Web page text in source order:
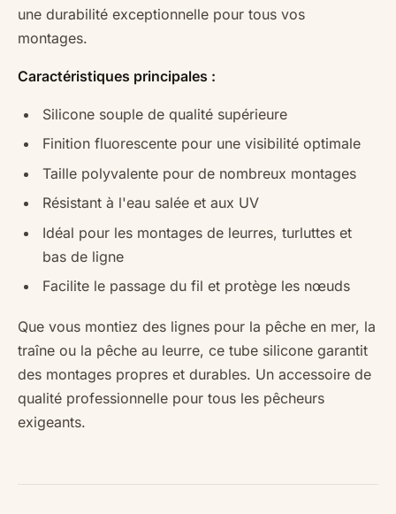
une durabilité exceptionnelle pour tous vos
montages.
Caractéristiques principales :
Silicone souple de qualité supérieure
Finition fluorescente pour une visibilité optimale
Taille polyvalente pour de nombreux montages
Résistant à l'eau salée et aux UV
Idéal pour les montages de leurres, turluttes et
bas de ligne
Facilite le passage du fil et protège les nœuds
Que vous montiez des lignes pour la pêche en mer, la
traîne ou la pêche au leurre, ce tube silicone garantit
des montages propres et durables. Un accessoire de
qualité professionnelle pour tous les pêcheurs
exigeants.